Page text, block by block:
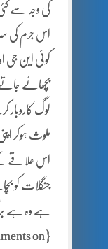
کی وجہ سے
اس جرم کی
کوئی این جی
بچھائے
لوگ
ملوث ہوکر
اس علاقے کے
جنگلات کو
ہے وہ ہے
{jcomments on}